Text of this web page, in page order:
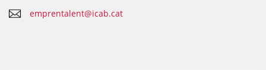
emprentalent@icab.cat